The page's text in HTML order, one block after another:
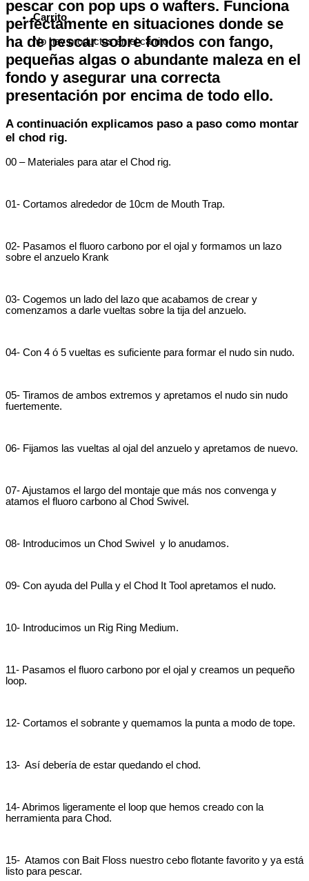
Carrito
No hay productos en el carrito.
pescar con pop ups o wafters. Funciona
perfectamente en situaciones donde se
ha de pescar sobre fondos con fango,
pequeñas algas o abundante maleza en el
fondo y asegurar una correcta
presentación por encima de todo ello.
A continuación explicamos paso a paso como montar
el chod rig.
00 – Materiales para atar el Chod rig.
01- Cortamos alrededor de 10cm de Mouth Trap.
02- Pasamos el fluoro carbono por el ojal y formamos un lazo
sobre el anzuelo Krank
03- Cogemos un lado del lazo que acabamos de crear y
comenzamos a darle vueltas sobre la tija del anzuelo.
04- Con 4 ó 5 vueltas es suficiente para formar el nudo sin nudo.
05- Tiramos de ambos extremos y apretamos el nudo sin nudo
fuertemente.
06- Fijamos las vueltas al ojal del anzuelo y apretamos de nuevo.
07- Ajustamos el largo del montaje que más nos convenga y
atamos el fluoro carbono al Chod Swivel.
08- Introducimos un Chod Swivel y lo anudamos.
09- Con ayuda del Pulla y el Chod It Tool apretamos el nudo.
10- Introducimos un Rig Ring Medium.
11- Pasamos el fluoro carbono por el ojal y creamos un pequeño
loop.
12- Cortamos el sobrante y quemamos la punta a modo de tope.
13- Así debería de estar quedando el chod.
14- Abrimos ligeramente el loop que hemos creado con la
herramienta para Chod.
15- Atamos con Bait Floss nuestro cebo flotante favorito y ya está
listo para pescar.